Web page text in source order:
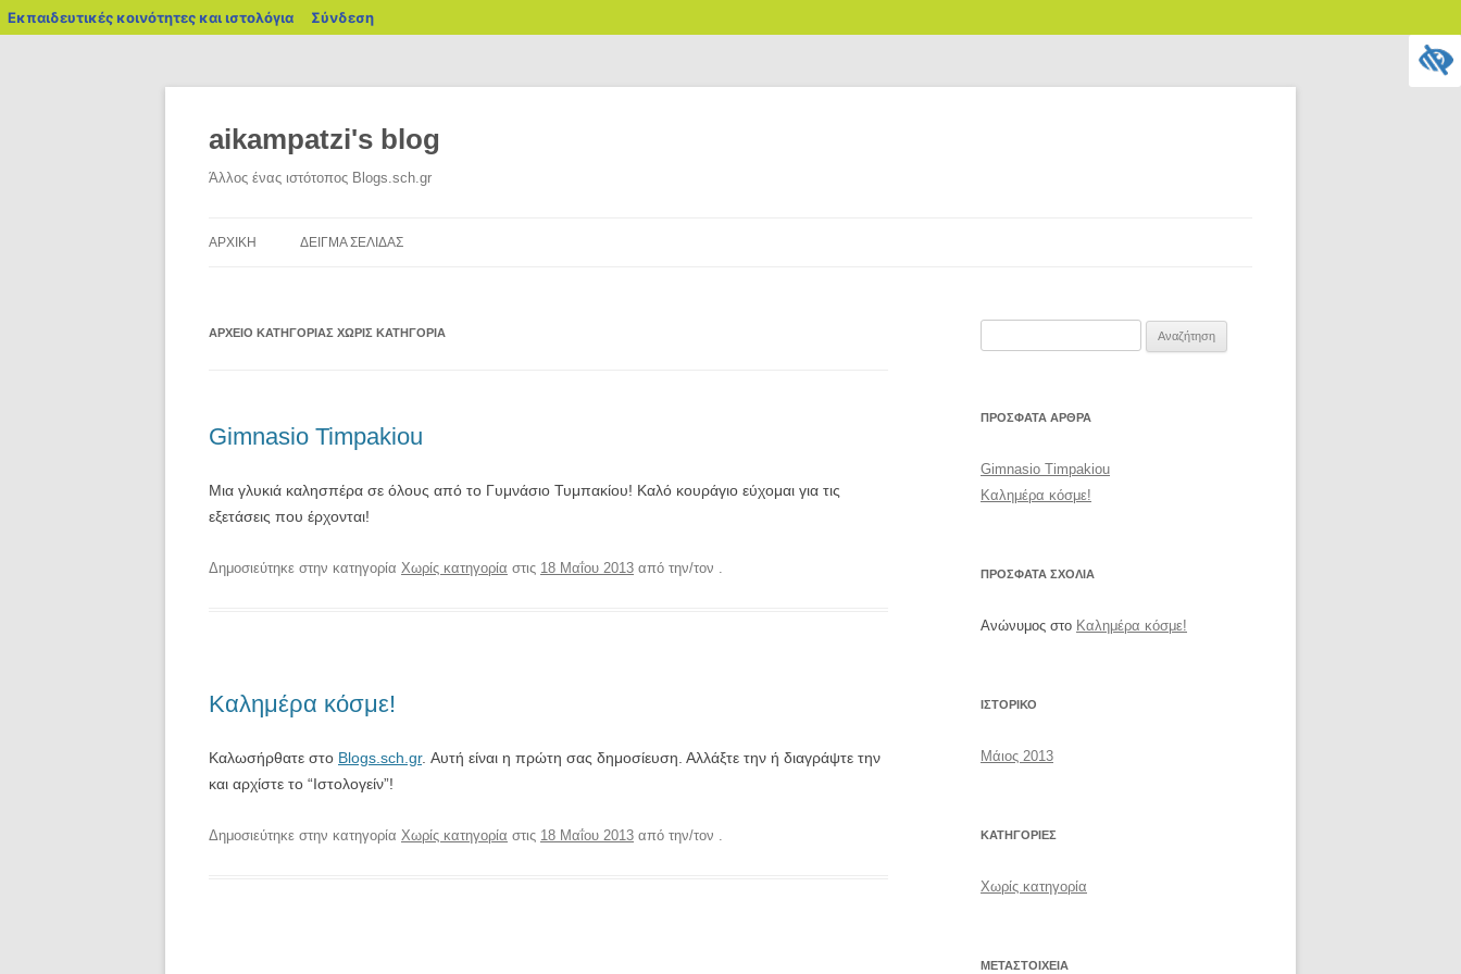
Εκπαιδευτικές κοινότητες και ιστολόγια blogs.sch.gr
Σύνδεση
aikampatzi's blog
Άλλος ένας ιστότοπος Blogs.sch.gr
ΑΡΧΙΚΉ ΔΕΊΓΜΑ ΣΕΛΊΔΑΣ
ΑΡΧΕΊΟ ΚΑΤΗΓΟΡΊΑΣ ΧΩΡΊΣ ΚΑΤΗΓΟΡΊΑ
Gimnasio Timpakiou
Μια γλυκιά καλησπέρα σε όλους από το Γυμνάσιο Τυμπακίου! Καλό κουράγιο εύχομαι για τις
εξετάσεις που έρχονται!
Δημοσιεύτηκε στην κατηγορία Χωρίς κατηγορία στις 18 Μαΐου 2013 από την/τον .
Καλημέρα κόσμε!
Καλωσήρθατε στο Blogs.sch.gr. Αυτή είναι η πρώτη σας δημοσίευση. Αλλάξτε την ή διαγράψτε την
και αρχίστε το “Ιστολογείν”!
Δημοσιεύτηκε στην κατηγορία Χωρίς κατηγορία στις 18 Μαΐου 2013 από την/τον .
ΠΡΌΣΦΑΤΑ ΆΡΘΡΑ
Gimnasio Timpakiou
Καλημέρα κόσμε!
ΠΡΌΣΦΑΤΑ ΣΧΌΛΙΑ
Ανώνυμος στο Καλημέρα κόσμε!
ΙΣΤΟΡΙΚΌ
Μάιος 2013
KΑΤΗΓΟΡΊΕΣ
Χωρίς κατηγορία
ΜΕΤΑΣΤΟΙΧΕΊΑ